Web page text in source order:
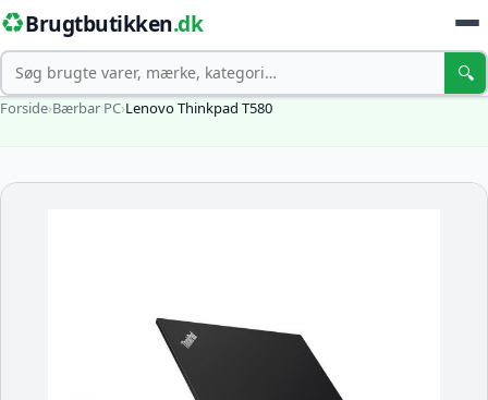
♻️Brugtbutikken.dk
Søg 🔍
Forside›Bærbar PC›Lenovo Thinkpad T580